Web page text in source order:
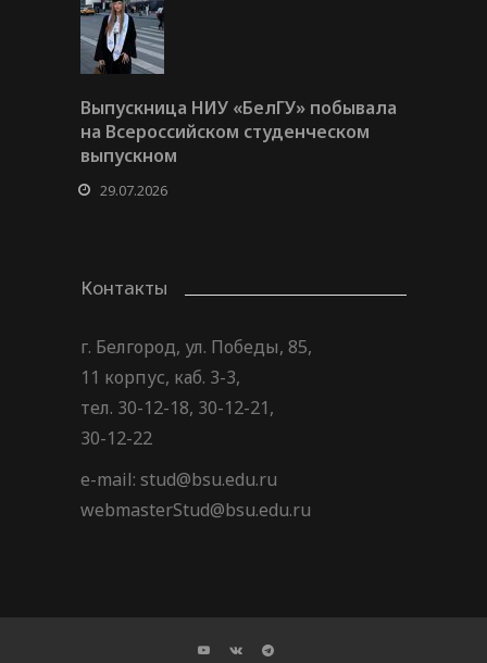
Выпускница НИУ «БелГУ» побывала
на Всероссийском студенческом
выпускном
29.07.2026
Контакты
г. Белгород, ул. Победы, 85,
11 корпус, каб. 3-3,
тел. 30-12-18, 30-12-21,
30-12-22
e-mail: stud@bsu.edu.ru
webmasterStud@bsu.edu.ru